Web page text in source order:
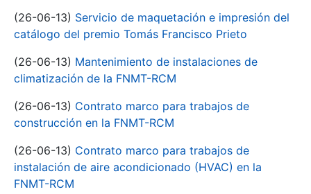
(26-06-13) Servicio de maquetación e impresión del
catálogo del premio Tomás Francisco Prieto
(26-06-13) Mantenimiento de instalaciones de
climatización de la FNMT-RCM
(26-06-13) Contrato marco para trabajos de
construcción en la FNMT-RCM
(26-06-13) Contrato marco para trabajos de
instalación de aire acondicionado (HVAC) en la
FNMT-RCM